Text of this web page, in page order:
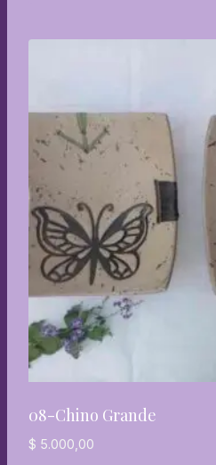
08-Chino Grande
$ 5.000,00